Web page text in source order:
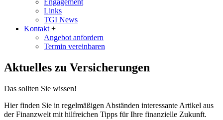
Engagement
Links
TGI News
Kontakt +
Angebot anfordern
Termin vereinbaren
Aktuelles zu Versicherungen
Das sollten Sie wissen!
Hier finden Sie in regelmäßigen Abständen interessante Artikel aus
der Finanzwelt mit hilfreichen Tipps für Ihre finanzielle Zukunft.